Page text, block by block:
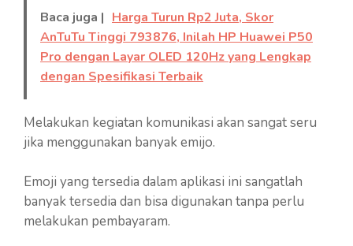
Baca juga | Harga Turun Rp2 Juta, Skor
AnTuTu Tinggi 793876, Inilah HP Huawei P50
Pro dengan Layar OLED 120Hz yang Lengkap
dengan Spesifikasi Terbaik
Melakukan kegiatan komunikasi akan sangat seru
jika menggunakan banyak emijo.
Emoji yang tersedia dalam aplikasi ini sangatlah
banyak tersedia dan bisa digunakan tanpa perlu
melakukan pembayaram.